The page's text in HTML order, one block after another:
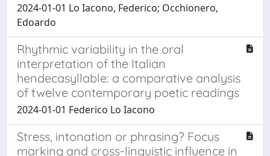
2024-01-01 Lo Iacono, Federico; Occhionero,
Edoardo
Rhythmic variability in the oral
interpretation of the Italian
hendecasyllable: a comparative analysis
of twelve contemporary poetic readings
2024-01-01 Federico Lo Iacono
Stress, intonation or phrasing? Focus
marking and cross-linguistic influence in